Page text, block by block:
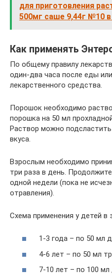
для приготовления
500мг саше 9,44г №10 в
Как применять
По общему правилу
один-два часа после еды
лекарственного средства.
Порошок необходимо
порошка на 50 мл
Раствор можно
вкуса.
Взрослым необходимо
три раза в день.
одной недели (пока не
отравления).
Схема применения у детей в
1-3 года – по 50 мл
4-6 лет – по 50 мл
7-10 лет – по 100